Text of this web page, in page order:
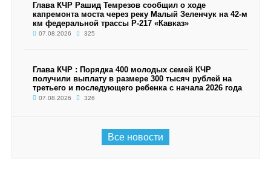
Глава КЧР Рашид Темрезов сообщил о ходе
капремонта моста через реку Малый Зеленчук на 42-м
км федеральной трассы Р-217 «Кавказ»
07.08.2026 325
Глава КЧР : Порядка 400 молодых семей КЧР
получили выплату в размере 300 тысяч рублей на
третьего и последующего ребенка с начала 2026 года
07.08.2026 326
Все новости